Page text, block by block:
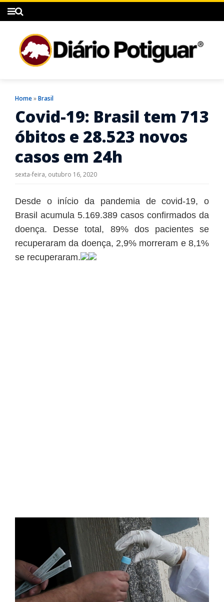
Home»Brasil
Covid-19: Brasil tem 713
óbitos e 28.523 novos
casos em 24h
sexta-feira, outubro 16, 2020
Desde o início da pandemia de covid-19, o
Brasil acumula 5.169.389 casos confirmados da
doença. Desse total, 89% dos pacientes se
recuperaram da doença, 2,9% morreram e 8,1%
se recuperaram.